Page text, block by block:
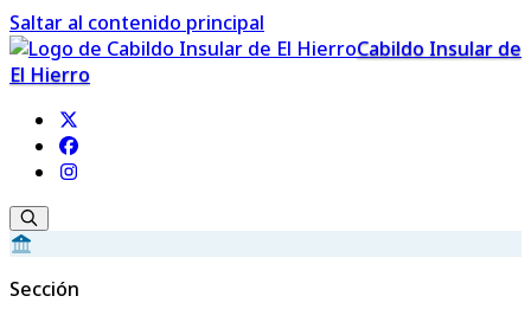
Saltar al contenido principal
Cabildo Insular de
El Hierro
Sección